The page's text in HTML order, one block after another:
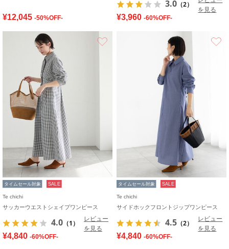
¥12,045 -50%OFF-
3.0 （2）
を見る
¥3,960 -60%OFF-
タイムセール対象 SALE
Te chichi
サッカーウエストシェイプワンピース
4.0 （1）
レビュー
を見る
¥4,840 -60%OFF-
タイムセール対象 SALE
Te chichi
サイドホックフロントジップワンピース
4.5 （2）
レビュー
を見る
¥4,840 -60%OFF-